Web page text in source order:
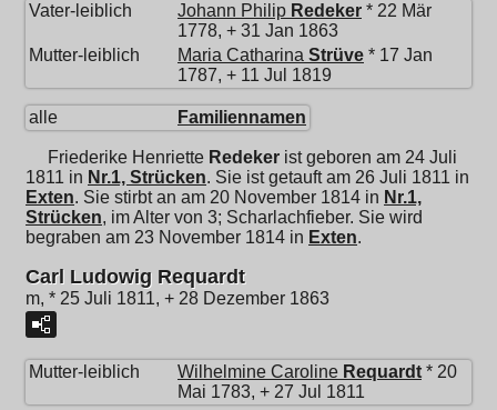
Vater-leiblich Johann Philip Redeker * 22 Mär
1778, + 31 Jan 1863
Mutter-leiblich
Maria Catharina Strüve * 17 Jan
1787, + 11 Jul 1819
alle Familiennamen
Friederike Henriette Redeker ist geboren am 24 Juli
1811 in Nr.1, Strücken. Sie ist getauft am 26 Juli 1811 in
Exten. Sie stirbt an am 20 November 1814 in Nr.1,
Strücken, im Alter von 3; Scharlachfieber. Sie wird
begraben am 23 November 1814 in Exten.
Carl Ludowig Requardt
m, * 25 Juli 1811, + 28 Dezember 1863
Mutter-leiblich Wilhelmine Caroline Requardt * 20
Mai 1783, + 27 Jul 1811